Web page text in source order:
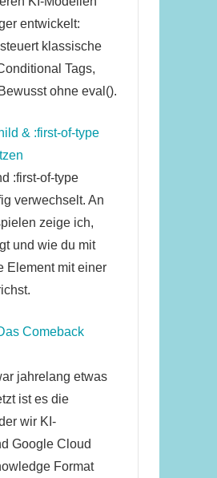
entwickelt:
klassische
Tags,
ohne eval().
& :first-of-type
:first-of-type
verwechselt. An
zeige ich,
und wie du mit
Element mit einer
Comeback
jahrelang etwas
ist es die
wir KI-
Google Cloud
Format